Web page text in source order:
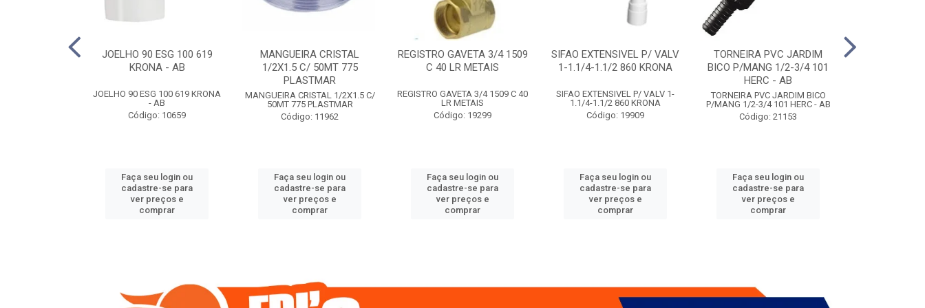
JOELHO 90 ESG 100 619
KRONA - AB
JOELHO 90 ESG 100 619 KRONA
- AB
Código: 10659
Faça seu login ou
cadastre-se para
ver preços e
comprar
MANGUEIRA CRISTAL
1/2X1.5 C/ 50MT 775
PLASTMAR
MANGUEIRA CRISTAL 1/2X1.5 C/
50MT 775 PLASTMAR
Código: 11962
Faça seu login ou
cadastre-se para
ver preços e
comprar
REGISTRO GAVETA 3/4 1509
C 40 LR METAIS
REGISTRO GAVETA 3/4 1509 C 40
LR METAIS
Código: 19299
Faça seu login ou
cadastre-se para
ver preços e
comprar
SIFAO EXTENSIVEL P/ VALV
1-1.1/4-1.1/2 860 KRONA
SIFAO EXTENSIVEL P/ VALV 1-
1.1/4-1.1/2 860 KRONA
Código: 19909
Faça seu login ou
cadastre-se para
ver preços e
comprar
TORNEIRA PVC JARDIM
BICO P/MANG 1/2-3/4 101
HERC - AB
TORNEIRA PVC JARDIM BICO
P/MANG 1/2-3/4 101 HERC - AB
Código: 21153
Faça seu login ou
cadastre-se para
ver preços e
comprar